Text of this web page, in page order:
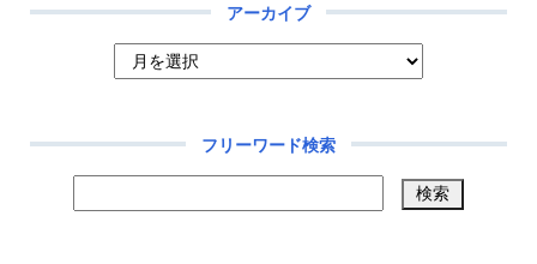
アーカイブ
フリーワード検索